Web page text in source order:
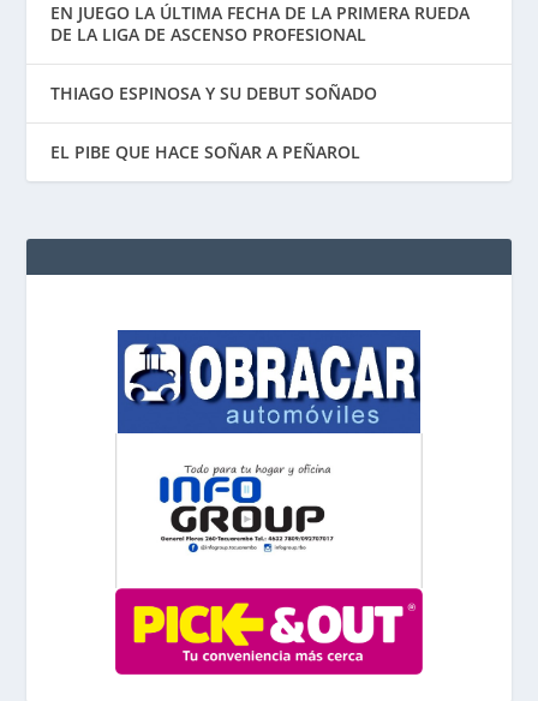
EN JUEGO LA ÚLTIMA FECHA DE LA PRIMERA RUEDA
DE LA LIGA DE ASCENSO PROFESIONAL
THIAGO ESPINOSA Y SU DEBUT SOÑADO
EL PIBE QUE HACE SOÑAR A PEÑAROL